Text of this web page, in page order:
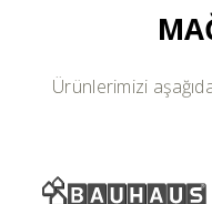
Ürünlerimizi